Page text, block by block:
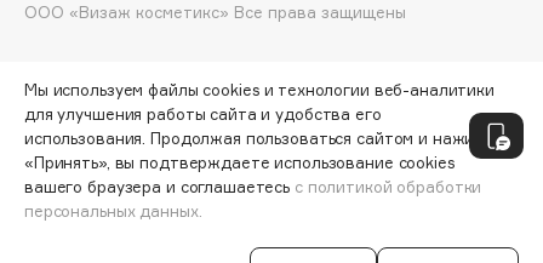
Dr. Vranjes Firenze
Dr.Jart+
DSD de Luxe
Dyson
ДОБАВИТЬ В КОРЗИНУ
ООО «Визаж косметикс» Все права защищены
Мы используем файлы cookies и технологии веб-аналитики
для улучшения работы сайта и удобства его
использования. Продолжая пользоваться сайтом и нажимая
«Принять», вы подтверждаете использование cookies
вашего браузера и соглашаетесь с политикой обработки
персональных данных.